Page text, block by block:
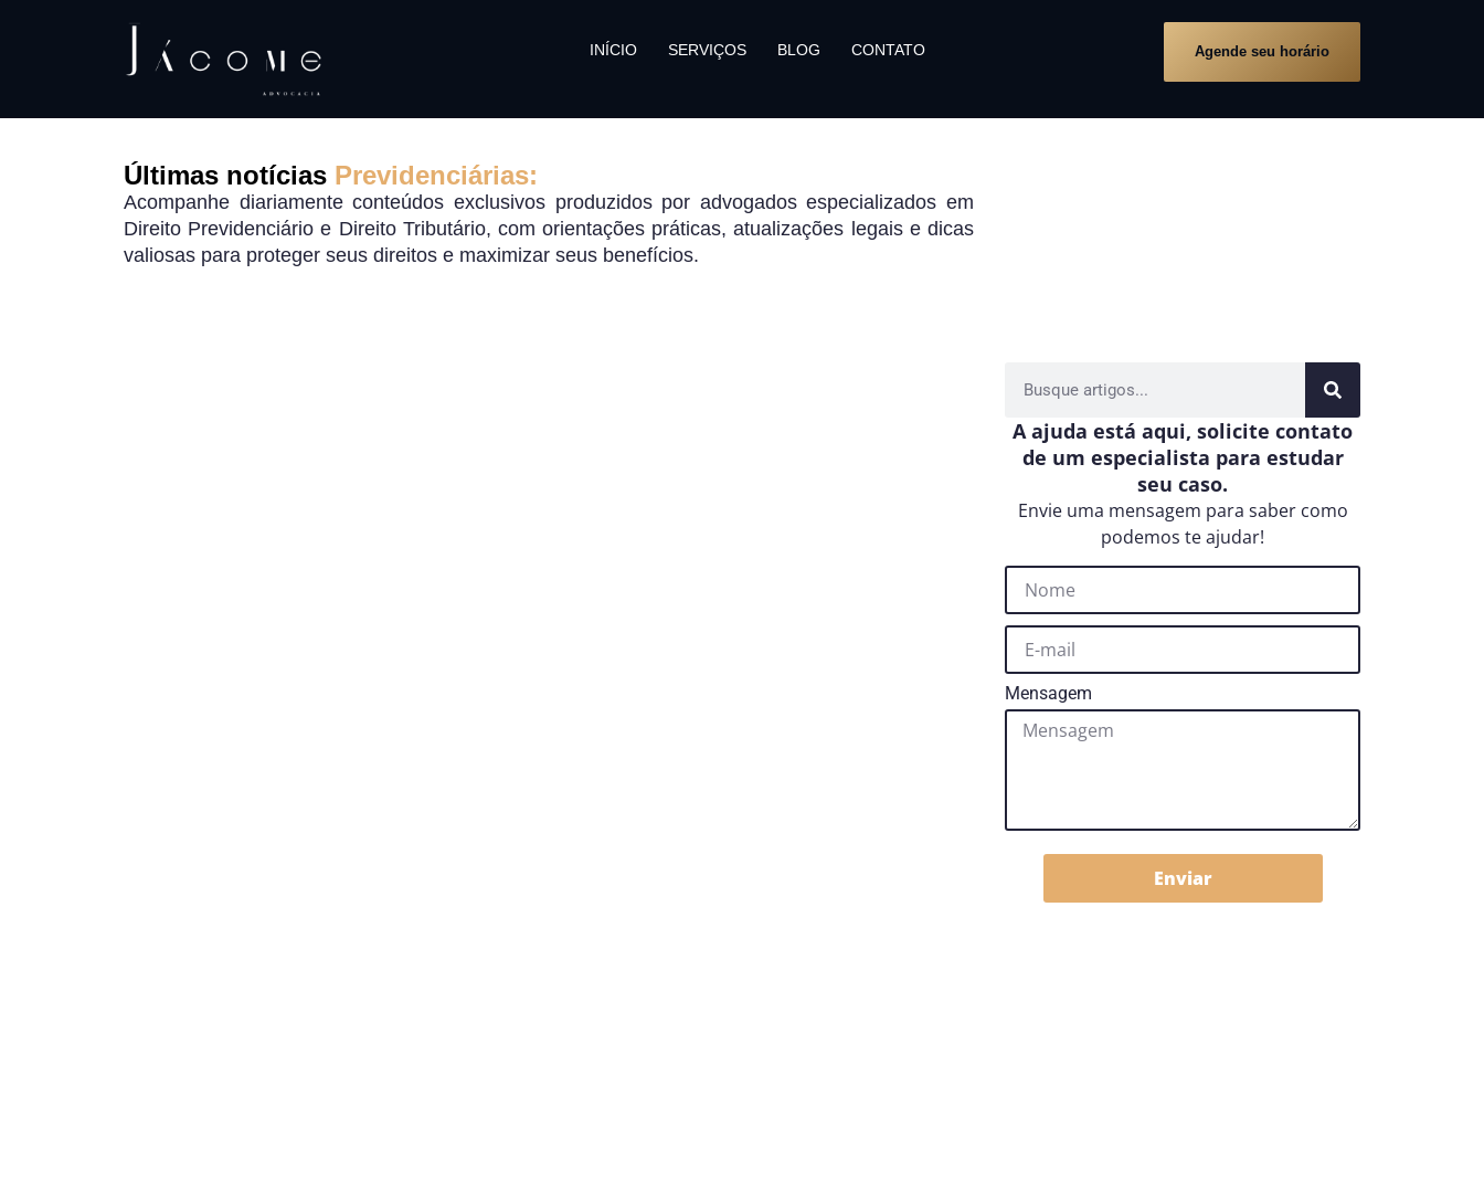
INÍCIO SERVIÇOS BLOG CONTATO Agende seu horário
Últimas notícias Previdenciárias:
Acompanhe diariamente conteúdos exclusivos produzidos por advogados especializados em
Direito Previdenciário e Direito Tributário, com orientações práticas, atualizações legais e dicas
valiosas para proteger seus direitos e maximizar seus benefícios.
A ajuda está aqui, solicite contato
de um especialista para estudar
seu caso.
Envie uma mensagem para saber como
podemos te ajudar!
Mensagem
Enviar